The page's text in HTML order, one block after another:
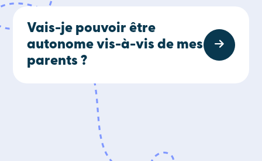
Vais-je pouvoir être
autonome vis-à-vis de mes
parents ?